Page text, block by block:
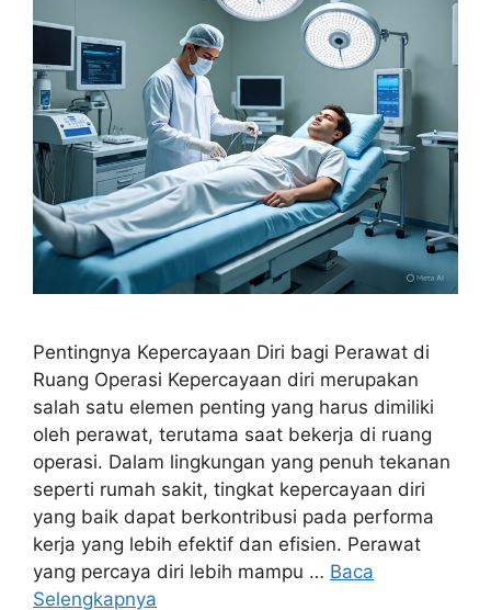
Pentingnya Kepercayaan Diri bagi Perawat di
Ruang Operasi Kepercayaan diri merupakan
salah satu elemen penting yang harus dimiliki
oleh perawat, terutama saat bekerja di ruang
operasi. Dalam lingkungan yang penuh tekanan
seperti rumah sakit, tingkat kepercayaan diri
yang baik dapat berkontribusi pada performa
kerja yang lebih efektif dan efisien. Perawat
yang percaya diri lebih mampu … Baca
Selengkapnya